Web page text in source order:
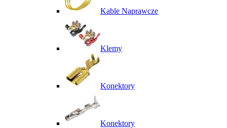
Kable Naprawcze
Klemy
Konektory
Konektory